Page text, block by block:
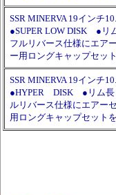
SSR MINERVA 19インチ
●SUPER LOW DISK ●
フルリバース仕様にエア
ー用ロングキャップセッ
SSR MINERVA 19インチ
●HYPER DISK ●リム長
ルリバース仕様にエアー
用ロングキャップセット